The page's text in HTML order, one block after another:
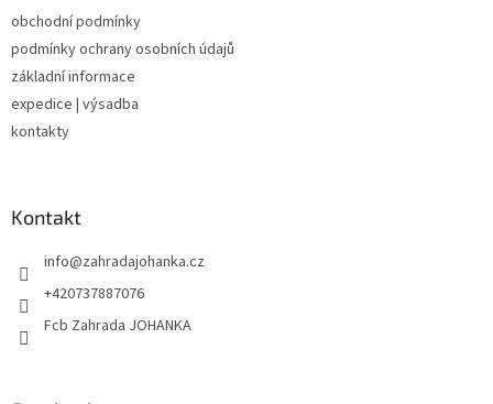
obchodní podmínky
podmínky ochrany osobních údajů
základní informace
expedice | výsadba
kontakty
Kontakt
info@zahradajohanka.cz
+420737887076
Fcb Zahrada JOHANKA